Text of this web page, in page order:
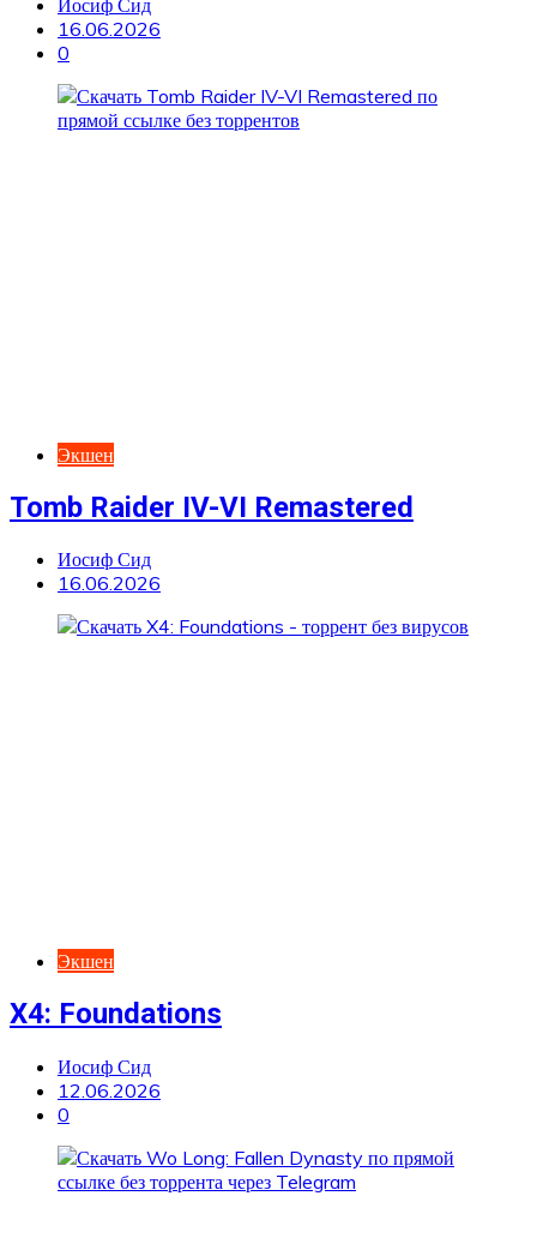
16.06.2026
0
Экшен
Tomb Raider IV-VI Remastered
Иосиф Сид
16.06.2026
Экшен
X4: Foundations
Иосиф Сид
12.06.2026
0